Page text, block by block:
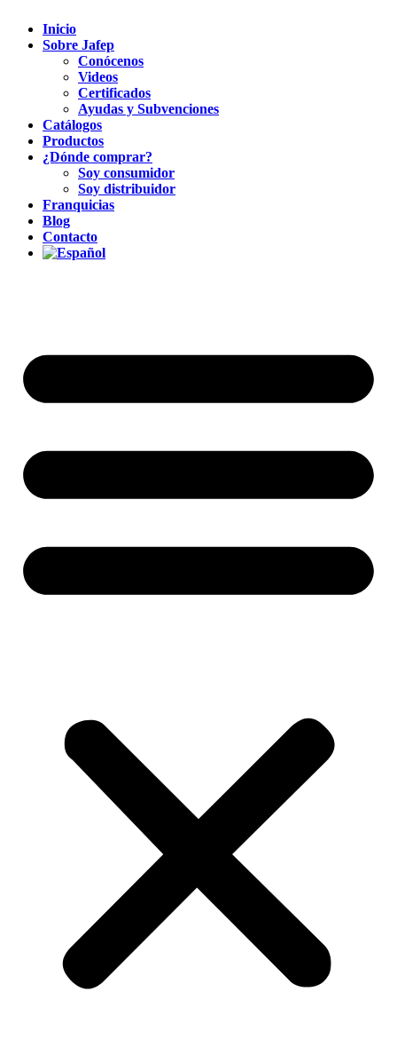
Inicio
Sobre Jafep
Conócenos
Videos
Certificados
Ayudas y Subvenciones
Catálogos
Productos
¿Dónde comprar?
Soy consumidor
Soy distribuidor
Franquicias
Blog
Contacto